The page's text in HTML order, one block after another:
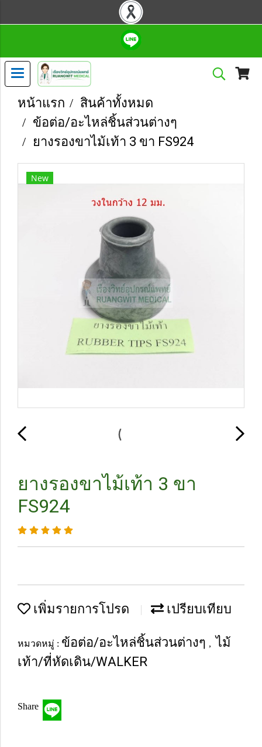
หน้าแรก
สินค้าทั้งหมด
ข้อต่อ/อะไหล่ชิ้นส่วนต่างๆ
ยางรองขาไม้เท้า 3 ขา FS924
New
ยางรองขาไม้เท้า 3 ขา
FS924
เพิ่มรายการโปรด เปรียบเทียบ
หมวดหมู่ : ข้อต่อ/อะไหล่ชิ้นส่วนต่างๆ , ไม้
เท้า/ที่หัดเดิน/WALKER
Share